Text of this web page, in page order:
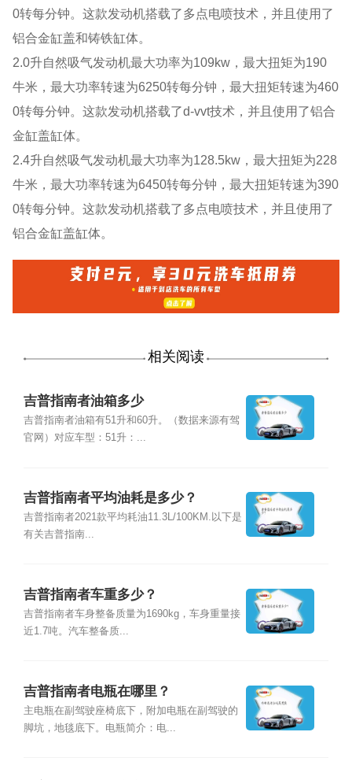
0转每分钟。这款发动机搭载了多点电喷技术，并且使用了
铝合金缸盖和铸铁缸体。
2.0升自然吸气发动机最大功率为109kw，最大扭矩为190
牛米，最大功率转速为6250转每分钟，最大扭矩转速为460
0转每分钟。这款发动机搭载了d-vvt技术，并且使用了铝合
金缸盖缸体。
2.4升自然吸气发动机最大功率为128.5kw，最大扭矩为228
牛米，最大功率转速为6450转每分钟，最大扭矩转速为390
0转每分钟。这款发动机搭载了多点电喷技术，并且使用了
铝合金缸盖缸体。
相关阅读
吉普指南者油箱多少
吉普指南者油箱有51升和60升。（数据来源有驾
官网）对应车型：51升：...
吉普指南者平均油耗是多少？
吉普指南者2021款平均耗油11.3L/100KM.以下是
有关吉普指南...
吉普指南者车重多少？
吉普指南者车身整备质量为1690kg，车身重量接
近1.7吨。汽车整备质...
吉普指南者电瓶在哪里？
主电瓶在副驾驶座椅底下，附加电瓶在副驾驶的
脚坑，地毯底下。电瓶简介：电...